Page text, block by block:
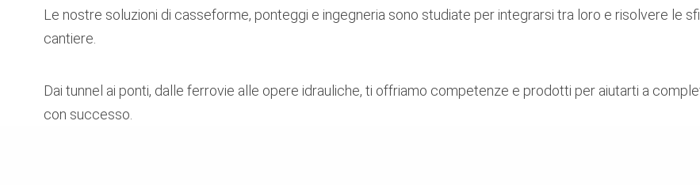
Le nostre soluzioni di casseforme, ponteggi e ingegneria sono studiate per integrarsi tra loro e risolvere le
cantiere.
Dai tunnel ai ponti, dalle ferrovie alle opere idrauliche, ti offriamo competenze e prodotti per aiutarti a
con successo.